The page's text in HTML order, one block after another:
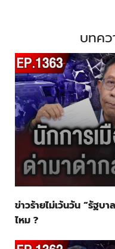
บทคว
ข่าวร้ายไม่เว้นวัน “รัฐบ
ไหม ?